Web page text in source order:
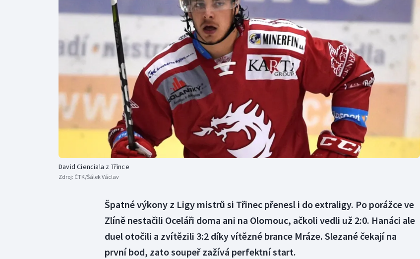
Curling
Florbal
Futsal
Golf
Gymnastika
Moderní pětiboj
Motorsport
Olympijské hry
Parasport
Plážový volejbal
Triatlon
Veslování
Vodní slalom
Volejbal
Ostatní
David Cienciala z Třince
Zdroj: ČTK/Šálek Václav
Špatné výkony z Ligy mistrů si Třinec přenesl i do extraligy. Po porážce ve
Zlíně nestačili Oceláři doma ani na Olomouc, ačkoli vedli už 2:0. Hanáci ale
duel otočili a zvítězili 3:2 díky vítězné brance Mráze. Slezané čekají na
první bod, zato soupeř zažívá perfektní start.